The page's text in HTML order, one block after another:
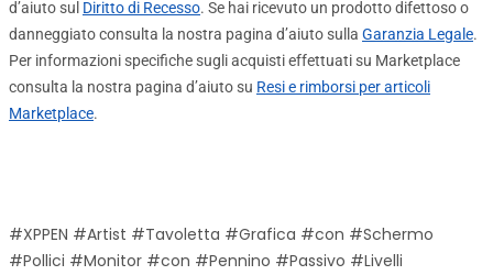
d’aiuto sul Diritto di Recesso. Se hai ricevuto un prodotto difettoso o
danneggiato consulta la nostra pagina d’aiuto sulla Garanzia Legale.
Per informazioni specifiche sugli acquisti effettuati su Marketplace
consulta la nostra pagina d’aiuto su Resi e rimborsi per articoli
Marketplace.
#XPPEN #Artist #Tavoletta #Grafica #con #Schermo
#Pollici #Monitor #con #Pennino #Passivo #Livelli